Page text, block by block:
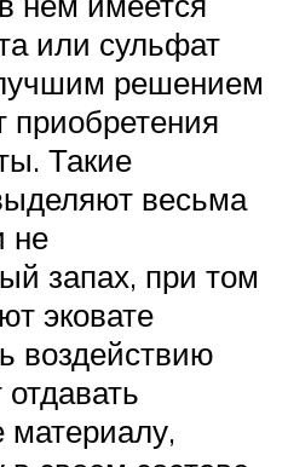
или сульфат
решением
приобретения
Такие
весьма
не
запах, при том
эковате
воздействию
материалу,